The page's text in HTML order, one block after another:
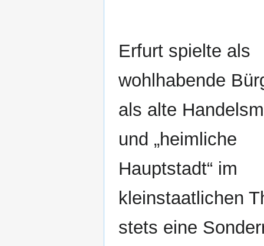
Erfurt spielte als
wohlhabende
als alte
und „heimliche
Hauptstadt“ im
kleinstaatlichen
stets eine